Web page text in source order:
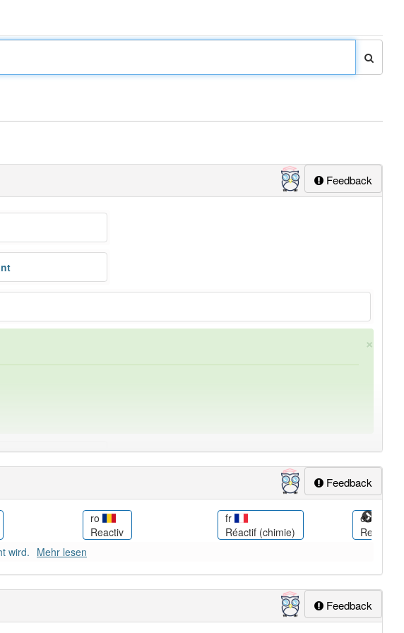
Feedback
×
aber mit einem anderen Artikelder : 0
83% unserer Spielapp-Nutzer haben den Artikel korrekt erraten.
Feedback
ro
Reactiv
fr
Réactif (chimie)
en
Reactant
wird. Mehr lesen
Feedback